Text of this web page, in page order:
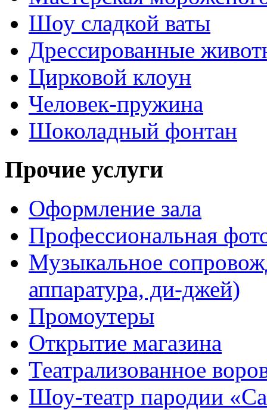
Шоу сладкой ваты
Дрессированные
Цирковой клоун
Человек-пружина
Шоколадный фонтан
Прочие услуги
Оформление зала
Профессиональная
Музыкальное
аппаратура, ди-джей)
Промоутеры
Открытие магазина
Театрализованное
Шоу-театр пародии